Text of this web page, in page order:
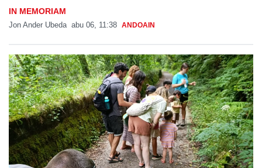
IN MEMORIAM
Jon Ander Ubeda abu 06, 11:38 ANDOAIN